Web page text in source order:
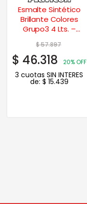
Esmalte Sintético
Brillante Colores
Grupo3 4 Lts. –
$57.897
$ 46.318 20% OFF
3 cuotas SIN INTERES
de: $ 15.439